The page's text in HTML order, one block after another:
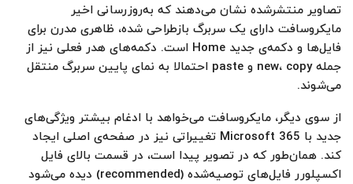
تصاویر منتشرشده نشان می‌دهند که به‌روزرسانی اخیر
مایکروسافت دارای یک سربرگ بازطراحی شده، ظاهری مدرن برای
فایل‌ها و دکمه‌ی جدید Home است. دکمه‌های هدر فعلی نیز از
جمله new، copy و paste احتمالا به نمای پایین سربرگ منتقل
می‌شوند.
از سوی دیگر، مایکروسافت می‌خواهد با ادغام بیشتر ویژگی‌های
جدید با Microsoft 365 تغییراتی نیز در صفحه‌ی اصلی ایجاد
کند. همان‌طور که در تصویر پیدا است، در قسمت بالای فایل
اکسپلورر فایل‌های توصیه‌شده (recommended) دیده می‌شود